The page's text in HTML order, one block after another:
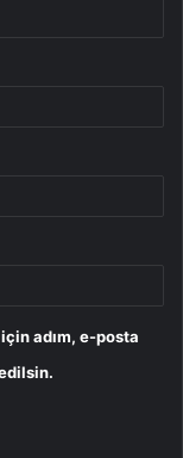
adım, e-posta